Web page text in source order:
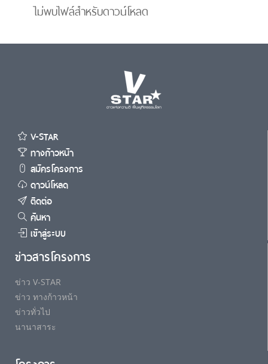
ไม่พบไฟล์สำหรับดาวน์โหลด
V-STAR
ทางก้าวหน้า
สมัครโครงการ
ดาวน์โหลด
ติดต่อ
ค้นหา
เข้าสู่ระบบ
ข่าวสารโครงการ
ข่าว V-STAR
ข่าว ทางก้าวหน้า
ข่าวทั่วไป
นานาสาระ